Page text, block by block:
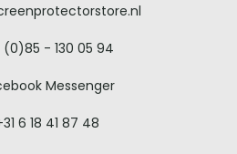
(0)85 - 130 05 94
Messenger
6 18 41 87 48